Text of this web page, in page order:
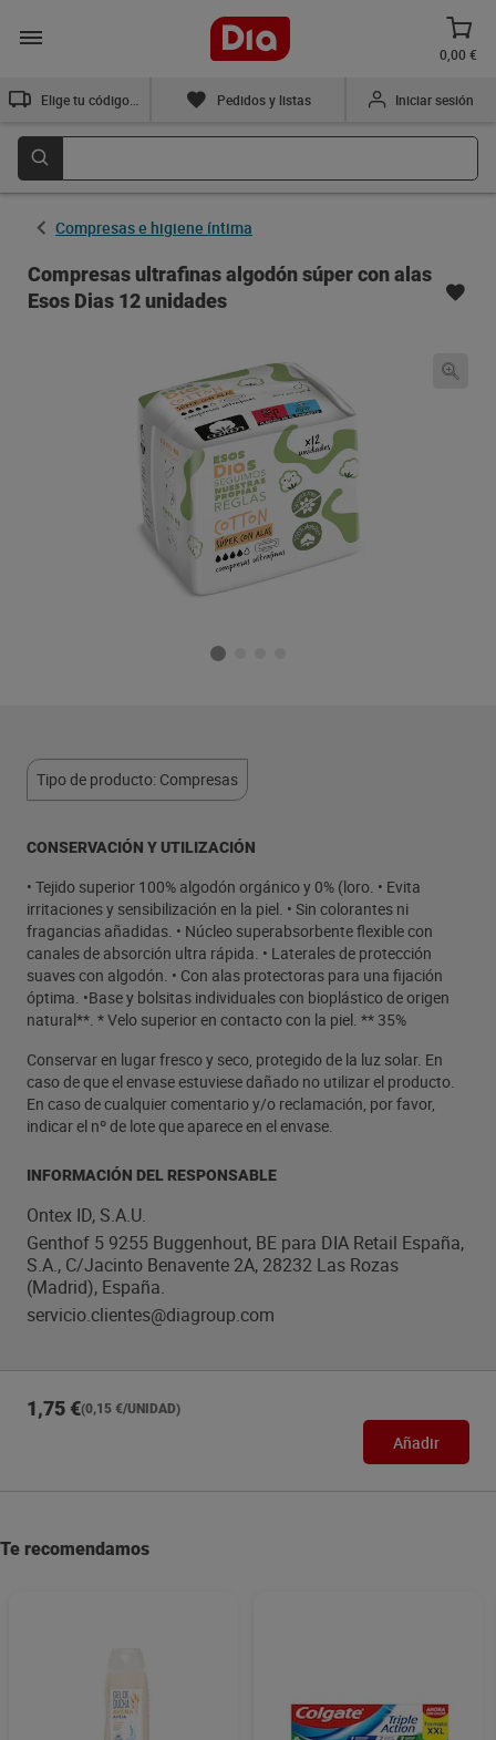
0,00 €
Pedidos y listas Iniciar sesión
Compresas e higiene íntima
Compresas ultrafinas algodón súper con alas
Esos Dias 12 unidades
Tipo de producto: Compresas
CONSERVACIÓN Y UTILIZACIÓN
• Tejido superior 100% algodón orgánico y 0% (loro. • Evita
irritaciones y sensibilización en la piel. • Sin colorantes ni
fragancias añadidas. • Núcleo superabsorbente flexible con
canales de absorción ultra rápida. • Laterales de protección
suaves con algodón. • Con alas protectoras para una fijación
óptima. •Base y bolsitas individuales con bioplástico de origen
natural**. * Velo superior en contacto con la piel. ** 35%
Conservar en lugar fresco y seco, protegido de la luz solar. En
caso de que el envase estuviese dañado no utilizar el producto.
En caso de cualquier comentario y/o reclamación, por favor,
indicar el nº de lote que aparece en el envase.
INFORMACIÓN DEL RESPONSABLE
Ontex ID, S.A.U.
Genthof 5 9255 Buggenhout, BE para DIA Retail España,
S.A., C/Jacinto Benavente 2A, 28232 Las Rozas
(Madrid), España.
servicio.clientes@diagroup.com
1,75 €(0,15 €/UNIDAD)
Añadir
Te recomendamos